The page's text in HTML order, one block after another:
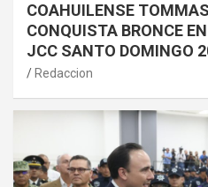
COAHUILENSE
CONQUISTA BRONCE
JCC SANTO DOMINGO
Redaccion